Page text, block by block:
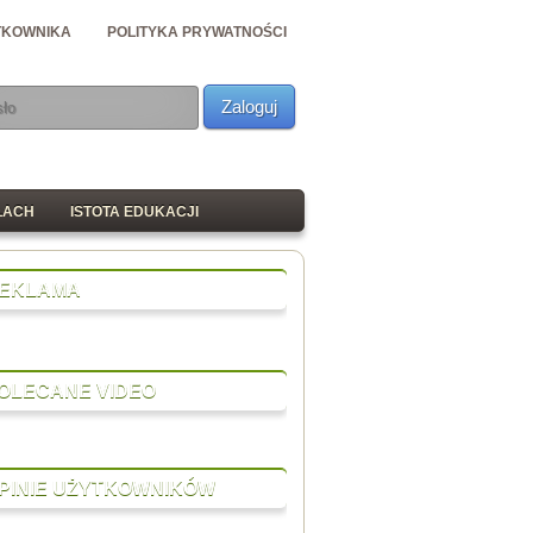
POLITYKA PRYWATNOŚCI
Zaloguj
ISTOTA EDUKACJI
VIDEO
UŻYTKOWNIKÓW